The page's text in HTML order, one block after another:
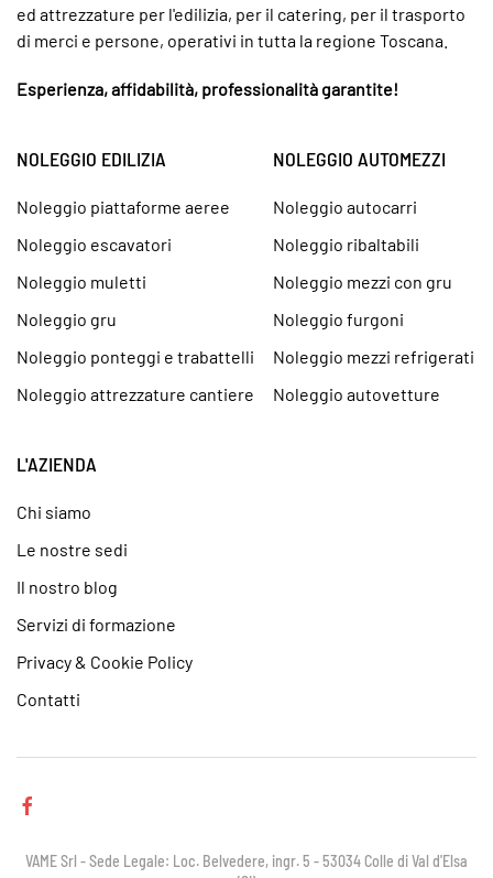
ed attrezzature per l'edilizia, per il catering, per il trasporto
di merci e persone, operativi in tutta la regione Toscana.
Esperienza, affidabilità, professionalità garantite!
NOLEGGIO EDILIZIA
Noleggio piattaforme aeree
Noleggio escavatori
Noleggio muletti
Noleggio gru
Noleggio ponteggi e trabattelli
Noleggio attrezzature cantiere
NOLEGGIO AUTOMEZZI
Noleggio autocarri
Noleggio ribaltabili
Noleggio mezzi con gru
Noleggio furgoni
Noleggio mezzi refrigerati
Noleggio autovetture
L'AZIENDA
Chi siamo
Le nostre sedi
Il nostro blog
Servizi di formazione
Privacy & Cookie Policy
Contatti
VAME Srl - Sede Legale: Loc. Belvedere, ingr. 5 - 53034 Colle di Val d'Elsa